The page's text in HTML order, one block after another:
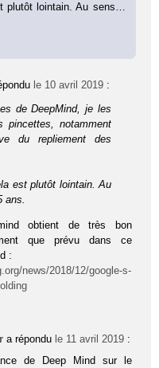
plutôt lointain. Au sens…
le 10 avril 2019 :
de DeepMind, je les
pincettes, notamment
du repliement des
est plutôt lointain. Au
ans.
obtient de très bon
que prévu dans ce
:
news/2018/12/google-s-
a répondu le 11 avril 2019 :
de Deep Mind sur le